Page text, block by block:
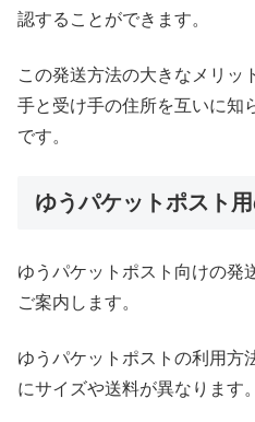
認することができます。
この発送方法の大きなメリッ
手と受け手の住所を互いに知
です。
ゆうパケットポスト
ゆうパケットポスト向けの発
ご案内します。
ゆうパケットポストの利用方
にサイズや送料が異なります。